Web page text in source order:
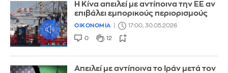
Η Κίνα απειλεί με αντίποινα την ΕΕ αν
επιβάλει εμπορικούς περιορισμούς
ΟΙΚΟΝΟΜΙΑ 17:00, 30.05.2026
0 12
Απειλεί με αντίποινα το Ιράν μετά τον